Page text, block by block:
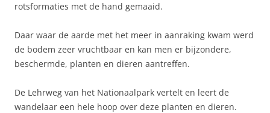
rotsformaties met de hand gemaaid.
Daar waar de aarde met het meer in aanraking kwam werd
de bodem zeer vruchtbaar en kan men er bijzondere,
beschermde, planten en dieren aantreffen.
De Lehrweg van het Nationaalpark vertelt en leert de
wandelaar een hele hoop over deze planten en dieren.